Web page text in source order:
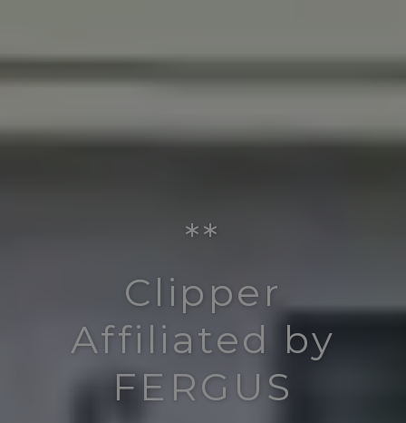
**
Clipper
Affiliated by
FERGUS